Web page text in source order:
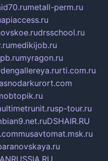
metall-perm.ru
apiaccess.ru
drsschool.ru
medikijob.ru
myragon.ru
rti.com.ru
sp-tour.ru
DSHAIR.RU
musavtomat.msk.ru